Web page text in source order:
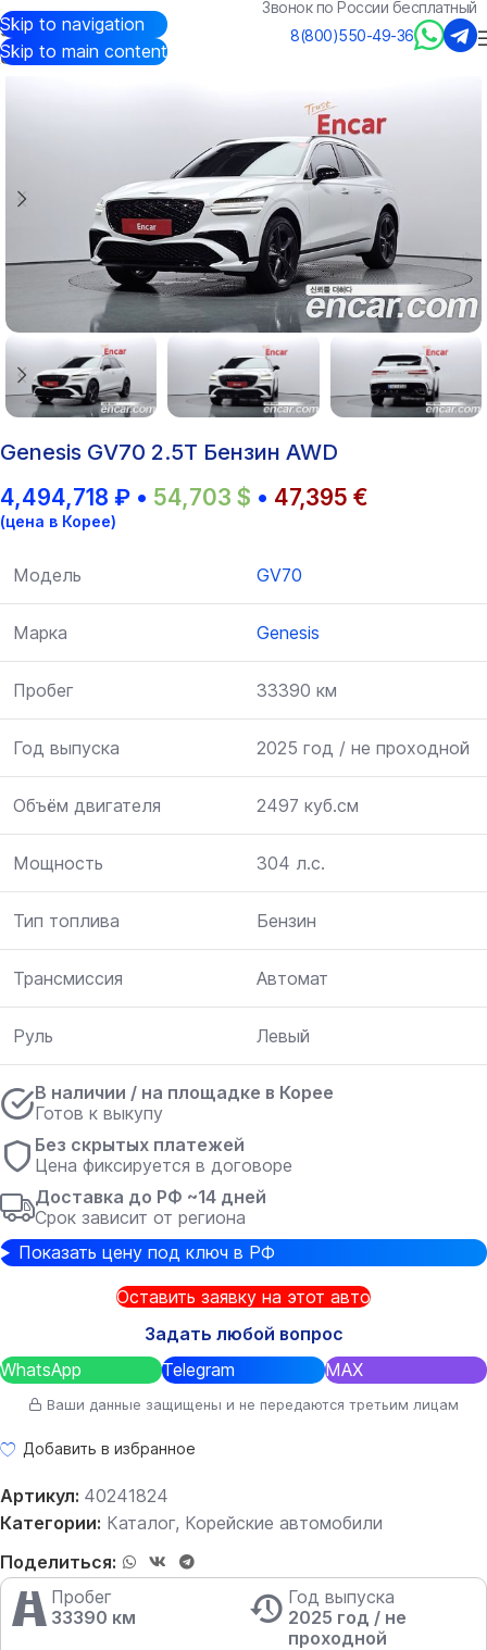
Skip to navigation
Skip to main content
Звонок по России бесплатный
8(800)550-49-36
Авто из Кореи/Каталог GV70
Genesis GV70 2.5T Бензин AWD
4,494,718 ₽ • 54,703 $ • 47,395 €
(цена в Корее)
Модель GV70
Марка Genesis
Пробег 33390 км
Год выпуска 2025 год / не проходной
Объём двигателя 2497 куб.см
Мощность 304 л.с.
Тип топлива Бензин
Трансмиссия Автомат
Руль Левый
В наличии / на площадке в Корее
Готов к выкупу
Без скрытых платежей
Цена фиксируется в договоре
Доставка до РФ ~14 дней
Срок зависит от региона
Показать цену под ключ в РФ
Оставить заявку на этот авто
Задать любой вопрос
WhatsApp
Telegram MAX
Ваши данные защищены и не передаются третьим лицам
Добавить в избранное
Артикул: 40241824
Категории: Каталог, Корейские автомобили
Поделиться:
Пробег
33390 км
Год выпуска
2025 год / не
проходной